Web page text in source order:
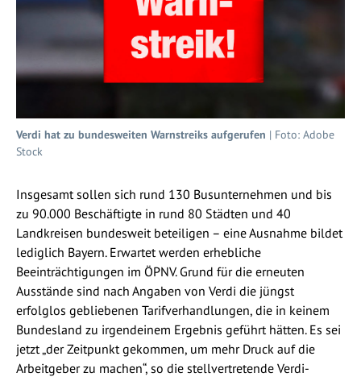
Verdi hat zu bundesweiten Warnstreiks aufgerufen | Foto: Adobe
Stock
Insgesamt sollen sich rund 130 Busunternehmen und bis
zu 90.000 Beschäftigte in rund 80 Städten und 40
Landkreisen bundesweit beteiligen – eine Ausnahme bildet
lediglich Bayern. Erwartet werden erhebliche
Beeinträchtigungen im ÖPNV. Grund für die erneuten
Ausstände sind nach Angaben von Verdi die jüngst
erfolglos gebliebenen Tarifverhandlungen, die in keinem
Bundesland zu irgendeinem Ergebnis geführt hätten. Es sei
jetzt „der Zeitpunkt gekommen, um mehr Druck auf die
Arbeitgeber zu machen“, so die stellvertretende Verdi-